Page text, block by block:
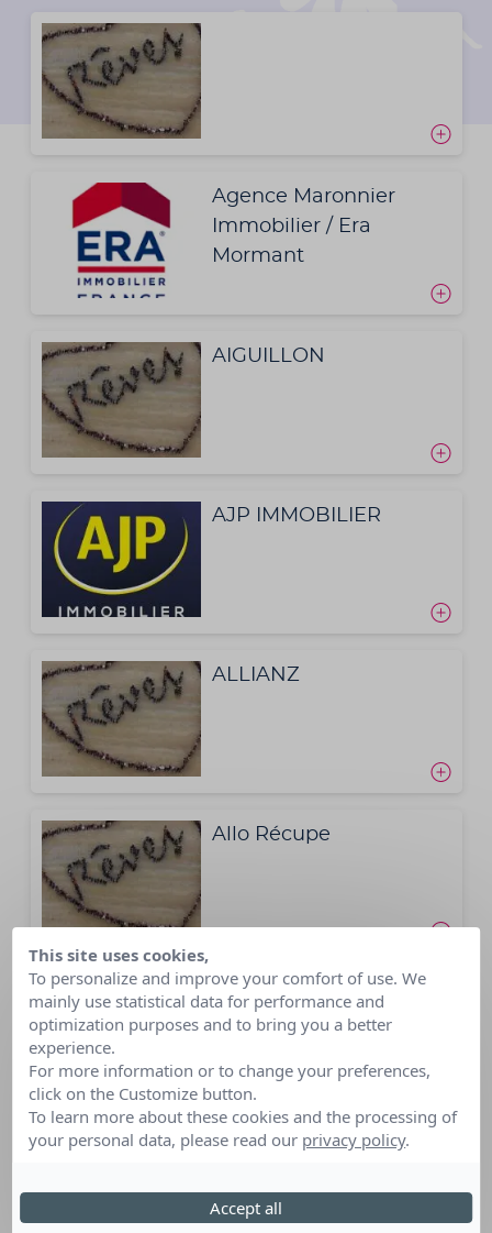
Agence Maronnier
Immobilier / Era
Mormant
AIGUILLON
AJP IMMOBILIER
ALLIANZ
Allo Récupe
ASTRE SERVICES à
CHERBOURG EN
AVERY FRANCE
This site uses cookies,
To personalize and improve your comfort of use. We
mainly use statistical data for performance and
optimization purposes and to bring you a better
experience.
For more information or to change your preferences,
click on the Customize button.
To learn more about these cookies and the processing of
your personal data, please read our privacy policy.
Accept all